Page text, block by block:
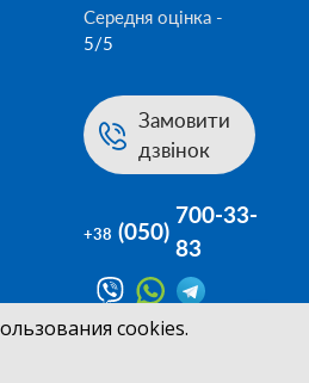
Середня оцінка -
5/5
Замовити
дзвінок
+38 (050)
700-33-
83
cookies.